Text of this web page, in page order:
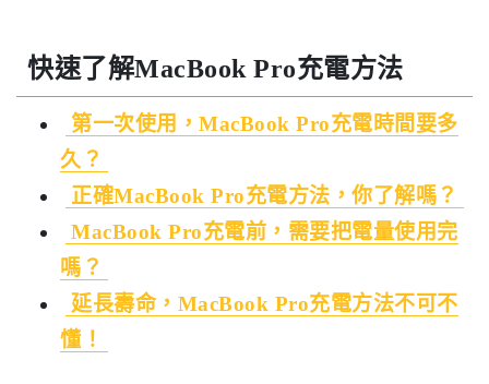
快速了解MacBook Pro充電方法
第一次使用，MacBook Pro充電時間要多
久？
正確MacBook Pro充電方法，你了解嗎？
MacBook Pro充電前，需要把電量使用完
嗎？
延長壽命，MacBook Pro充電方法不可不
懂！